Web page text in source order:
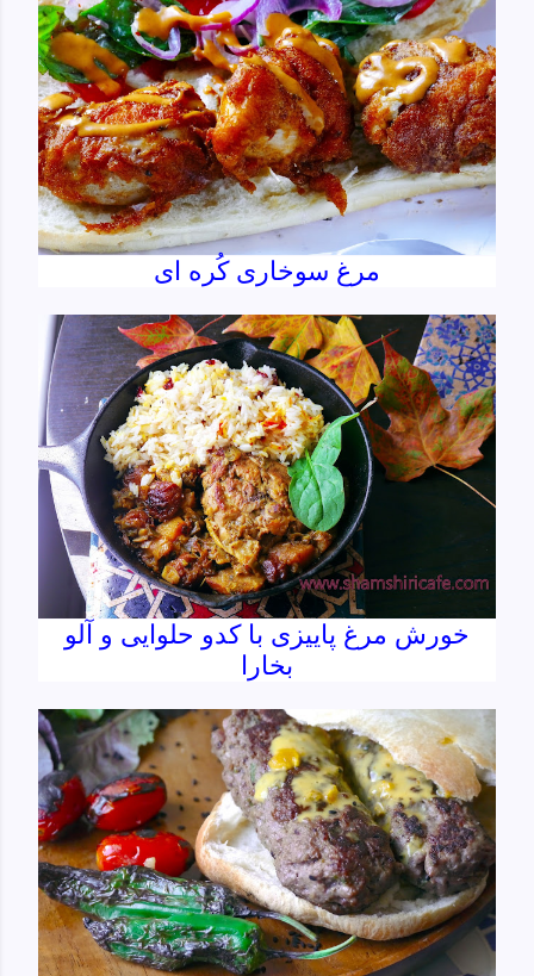
مرغ سوخاری کُره ای
خورش مرغ پاییزی با کدو حلوایی و آلو
بخارا